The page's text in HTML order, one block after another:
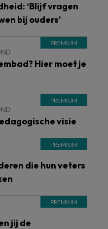
‘Blijf vragen
bij ouders’
Hier moet je
visie
die hun veters
jij de